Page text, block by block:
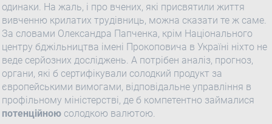
одинаки. На жаль, і про вчених, які присвятили життя
вивченню крилатих трудівниць, можна сказати те ж саме.
За словами Олександра Папченка, крім Національного
центру бджільництва імені Прокоповича в Україні ніхто не
веде серйозних досліджень. А потрібен аналіз, прогноз,
органи, які б сертифікували солодкий продукт за
європейськими вимогами, відповідальне управління в
профільному міністерстві, де б компетентно займалися
потенційною солодкою валютою.